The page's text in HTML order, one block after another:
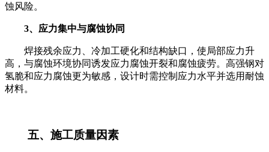
蚀风险。
3、应力集中与腐蚀协同
焊接残余应力、冷加工硬化和结构缺口，使局部应力升
高，与腐蚀环境协同诱发应力腐蚀开裂和腐蚀疲劳。高强钢对
氢脆和应力腐蚀更为敏感，设计时需控制应力水平并选用耐蚀
材料。
五、施工质量因素